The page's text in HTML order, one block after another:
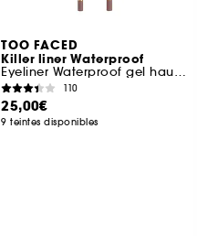
TOO FACED
Killer liner Waterproof
Eyeliner Waterproof gel haute précision
110
25,00€
9 teintes disponibles